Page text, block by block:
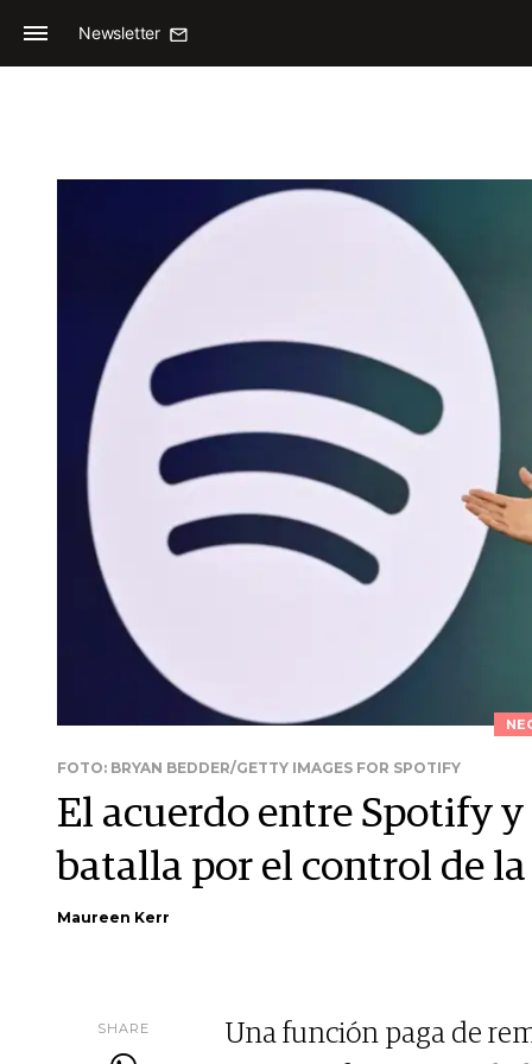
Newsletter
FOTO: BRYAN BEDDER/GETTY IMAGES FOR SPOTIFY
El acuerdo entre Spotify
batalla por el control de
Maureen Kerr
SHARE
Una función paga de